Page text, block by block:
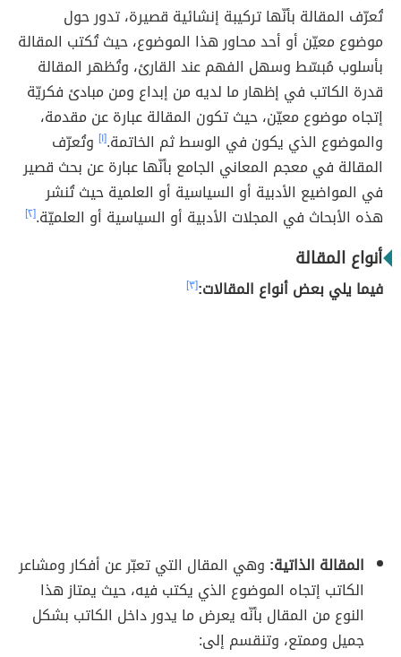
تُعرّف المقالة بأنّها تركيبة إنشائية قصيرة، تدور حول
موضوع معيّن أو أحد محاور هذا الموضوع، حيث تُكتب المقالة
بأسلوب مُبسّط وسهل الفهم عند القارئ، وتُظهر المقالة
قدرة الكاتب في إظهار ما لديه من إبداع ومن مبادئ فكريّة
إتجاه موضوع معيّن، حيث تكون المقالة عبارة عن مقدمة،
والموضوع الذي يكون في الوسط ثم الخاتمة.[١] وتُعرّف
المقالة في معجم المعاني الجامع بأنّها عبارة عن بحث قصير
في المواضيع الأدبية أو السياسية أو العلمية حيث تُنشر
هذه الأبحاث في المجلات الأدبية أو السياسية أو العلميّة.[٢]
أنواع المقالة
فيما يلي بعض أنواع المقالات:[٣]
المقالة الذاتية: وهي المقال التي تعبّر عن أفكار ومشاعر
الكاتب إتجاه الموضوع الذي يكتب فيه، حيث يمتاز هذا
النوع من المقال بأنّه يعرض ما يدور داخل الكاتب بشكل
جميل وممتع، وتنقسم إلى: